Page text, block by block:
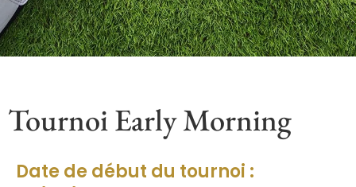
Tournoi Early Morning
Date de début du tournoi :